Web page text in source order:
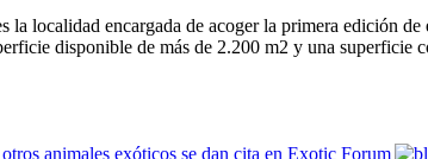
la localidad encargada de acoger la primera edición
disponible de más de 2.200 m2 y una superficie